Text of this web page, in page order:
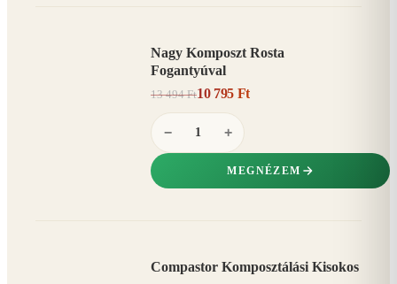
Nagy Komposzt Rosta
Fogantyúval
13 494 Ft10 795 Ft
− +
MEGNÉZEM
Compastor Komposztálási Kisokos